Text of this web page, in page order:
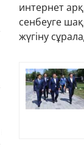
интернет
сенбеуге
жүгіну